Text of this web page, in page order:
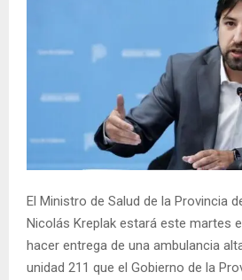
El Ministro de Salud de la Provincia
Nicolás Kreplak estará este martes
hacer entrega de una ambulancia
unidad 211 que el Gobierno de la